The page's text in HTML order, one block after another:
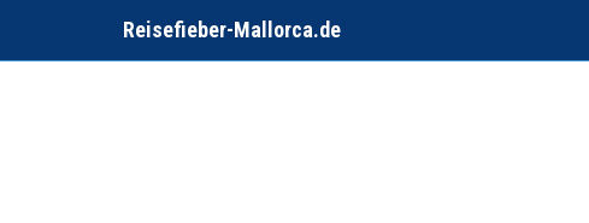
Reisefieber-Mallorca.de